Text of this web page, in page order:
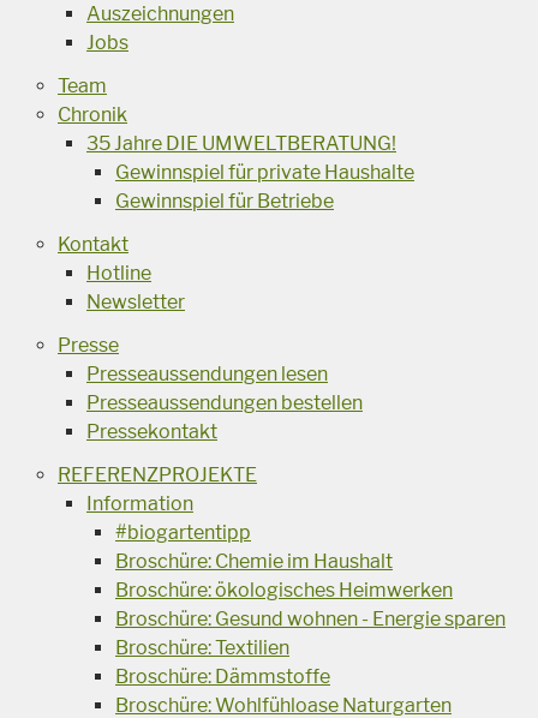
Auszeichnungen
Jobs
Team
Chronik
35 Jahre DIE UMWELTBERATUNG!
Gewinnspiel für private Haushalte
Gewinnspiel für Betriebe
Kontakt
Hotline
Newsletter
Presse
Presseaussendungen lesen
Presseaussendungen bestellen
Pressekontakt
REFERENZPROJEKTE
Information
#biogartentipp
Broschüre: Chemie im Haushalt
Broschüre: ökologisches Heimwerken
Broschüre: Gesund wohnen - Energie sparen
Broschüre: Textilien
Broschüre: Dämmstoffe
Broschüre: Wohlfühloase Naturgarten